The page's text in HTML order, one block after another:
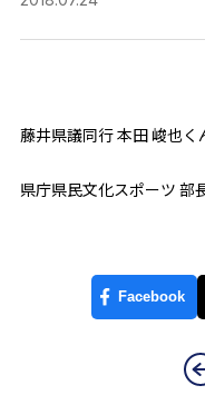
藤井県議同行 本田 峻也
県庁県民文化スポーツ 部